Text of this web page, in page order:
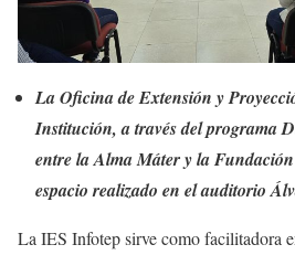
La Oficina de Extensión y
Institución, a través del programa
entre la Alma Máter y la
espacio realizado en el auditorio
La IES Infotep sirve como facilitadora